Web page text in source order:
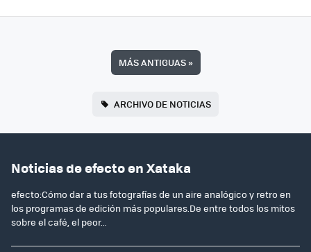
MÁS ANTIGUAS»
ARCHIVO DE NOTICIAS
Noticias de efecto en Xataka
efecto:Cómo dar a tus fotografías de un aire analógico y retro en
los programas de edición más populares.De entre todos los mitos
sobre el café, el peor...